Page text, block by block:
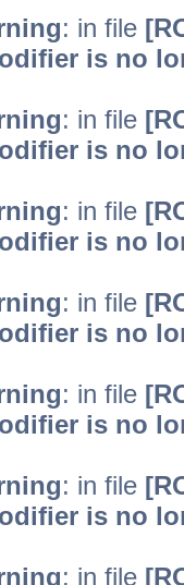
: in file
is no
: in file
is no
: in file
is no
: in file
is no
: in file
is no
: in file
is no
: in file